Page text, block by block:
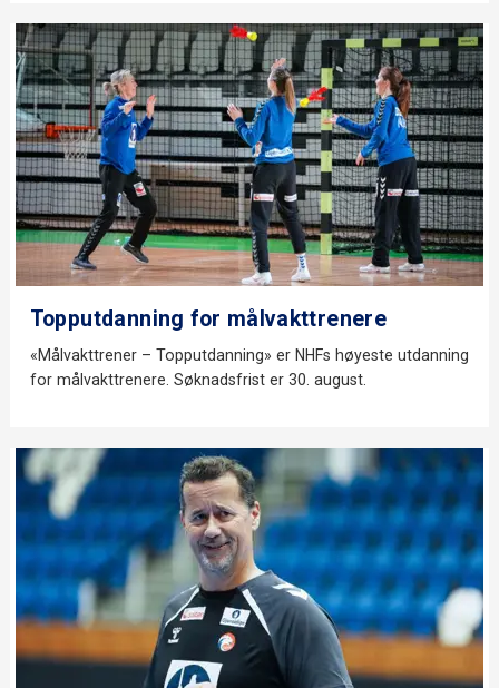
Topputdanning for målvakttrenere
«Målvakttrener – Topputdanning» er NHFs høyeste utdanning
for målvakttrenere. Søknadsfrist er 30. august.